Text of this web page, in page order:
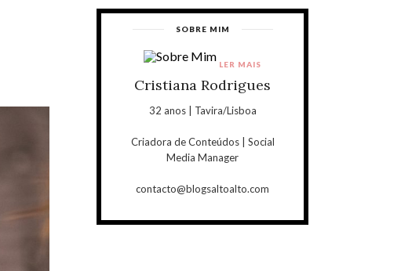
SOBRE MIM
Cristiana Rodrigues
32 anos | Tavira/Lisboa
Criadora de Conteúdos | Social
Media Manager
contacto@blogsaltoalto.com
LER MAIS